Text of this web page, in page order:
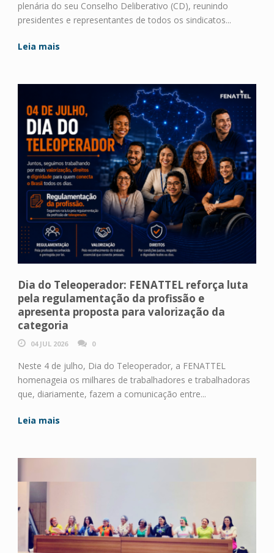
plenária do seu Conselho Deliberativo (CD), reunindo
presidentes e representantes de todos os sindicatos...
Leia mais
Dia do Teleoperador: FENATTEL reforça luta
pela regulamentação da profissão e
apresenta proposta para valorização da
categoria
04 JUL 2026 0
Neste 4 de julho, Dia do Teleoperador, a FENATTEL
homenageia os milhares de trabalhadores e trabalhadoras
que, diariamente, fazem a comunicação entre...
Leia mais